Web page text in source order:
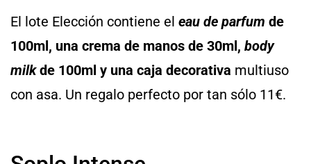
El lote Elección contiene el eau de parfum de
100ml, una crema de manos de 30ml, body
milkde 100ml y una caja decorativa multiuso
con asa. Un regalo perfecto por tan sólo 11€.